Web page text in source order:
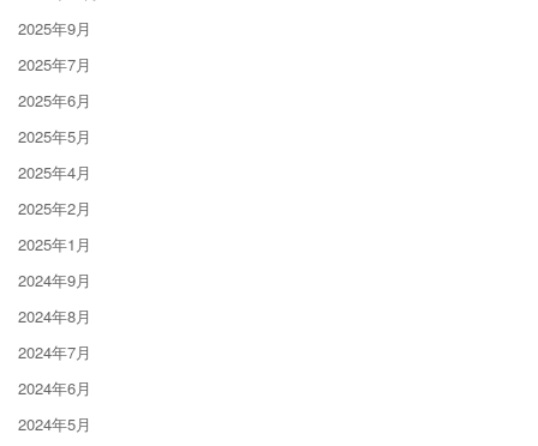
2025年9月
2025年7月
2025年6月
2025年5月
2025年4月
2025年2月
2025年1月
2024年9月
2024年8月
2024年7月
2024年6月
2024年5月